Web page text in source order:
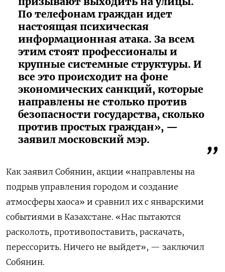
По телефонам граждан идет
настоящая психическая
информационная атака. За всем
этим стоят профессионалы и
крупные системные структуры. И
все это происходит на фоне
экономических санкций, которые
направлены не столько против
безопасности государства, сколько
против простых граждан», —
заявил московский мэр.
Как заявил Собянин, акции «направлены на
подрыв управления городом и создание
атмосферы хаоса» и сравнил их с январскими
событиями в Казахстане. «Нас пытаются
расколоть, противопоставить, раскачать,
перессорить. Ничего не выйдет», — заключил
Собянин.